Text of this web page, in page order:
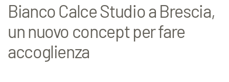
Bianco Calce Studio a Brescia,
un nuovo concept per fare
accoglienza